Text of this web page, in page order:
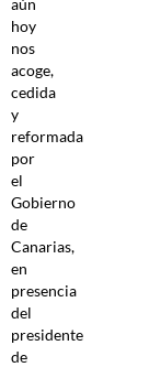
hoy
nos
acoge,
cedida
y
reformada
por
el
Gobierno
de
Canarias,
en
presencia
del
presidente
de